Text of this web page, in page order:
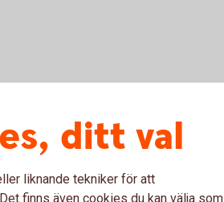
ditt val
liknande tekniker för att
finns även cookies du kan välja som